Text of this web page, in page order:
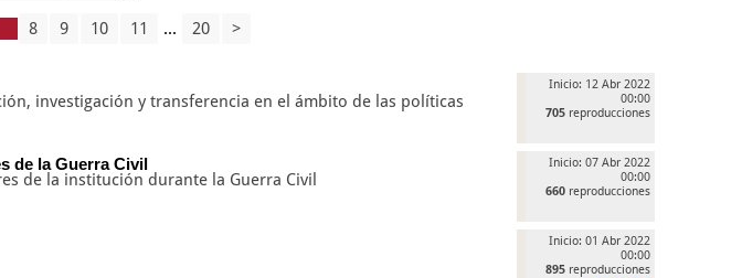
8 9 10 11 ... 20 >
Inicio: 12 Abr 2022
00:00
705 reproducciones
investigación y transferencia en el ámbito de las políticas
Inicio: 07 Abr 2022
00:00
660 reproducciones
de la Guerra Civil
de la institución durante la Guerra Civil
Inicio: 01 Abr 2022
00:00
895 reproducciones